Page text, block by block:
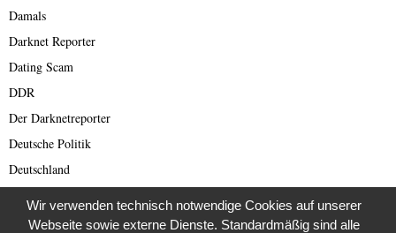
Damals
Darknet Reporter
Dating Scam
DDR
Der Darknetreporter
Deutsche Politik
Deutschland
Die Stem van die Apartheid
Wir verwenden technisch notwendige Cookies auf unserer
Webseite sowie externe Dienste. Standardmäßig sind alle